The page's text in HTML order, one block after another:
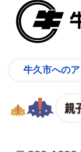
牛久市への